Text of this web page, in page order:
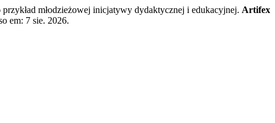
młodzieżowej inicjatywy dydaktycznej i edukacyjnej. Artifex
em: 7 sie. 2026.